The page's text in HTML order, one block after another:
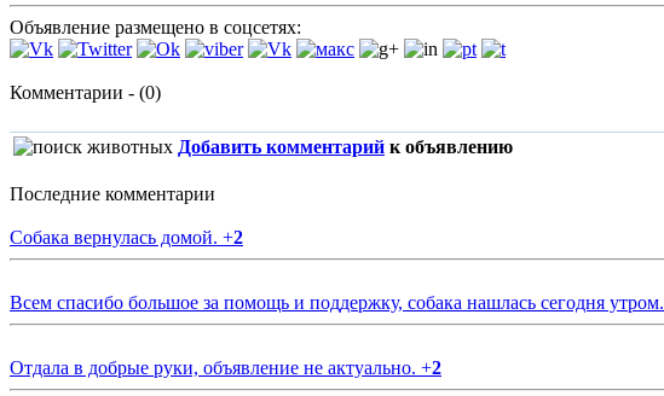
Объявление размещено в соцсетях:
Комментарии - (0)
Добавить комментарий к объявлению
Последние комментарии
Собака вернулась домой. +2
Всем спасибо большое за помощь и поддержку, собака нашлась сегодня утром.
Отдала в добрые руки, объявление не актуально. +2